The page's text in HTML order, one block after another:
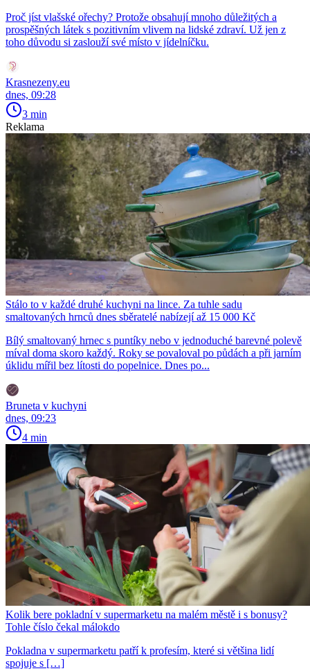
Proč jíst vlašské ořechy? Protože obsahují mnoho důležitých a
prospěšných látek s pozitivním vlivem na lidské zdraví. Už jen z
toho důvodu si zaslouží své místo v jídelníčku.
Krasnezeny.eu
dnes, 09:28
3 min
Reklama
Stálo to v každé druhé kuchyni na lince. Za tuhle sadu
smaltovaných hrnců dnes sběratelé nabízejí až 15 000 Kč
Bílý smaltovaný hrnec s puntíky nebo v jednoduché barevné polevě
míval doma skoro každý. Roky se povaloval po půdách a při jarním
úklidu mířil bez lítosti do popelnice. Dnes po...
Bruneta v kuchyni
dnes, 09:23
4 min
Kolik bere pokladní v supermarketu na malém městě i s bonusy?
Tohle číslo čekal málokdo
Pokladna v supermarketu patří k profesím, které si většina lidí
spojuje s […]